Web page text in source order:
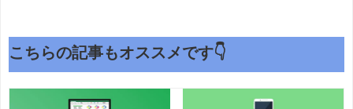
こちらの記事もオススメです👇